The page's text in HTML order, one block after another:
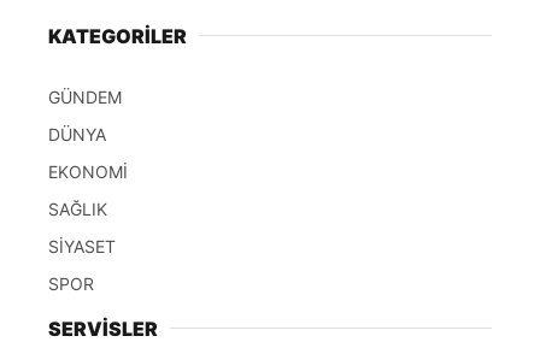
KATEGORİLER
GÜNDEM
DÜNYA
EKONOMİ
SAĞLIK
SİYASET
SPOR
SERVİSLER